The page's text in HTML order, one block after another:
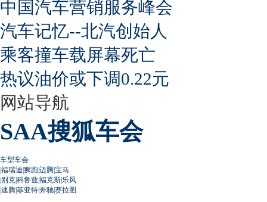
中国汽车营销服务峰会
汽车记忆--北汽创始人
乘客撞车载屏幕死亡
热议油价或下调0.22元
网站导航
SAA搜狐车会
车型车会
|福瑞迪|狮跑|迈腾|宝马
|别克|科鲁兹|福克斯|乐风
|速腾|菲亚特|奔驰|赛拉图